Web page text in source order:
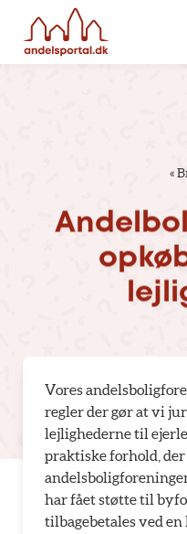
«
Vores
regler der gør at vi
lejlighederne til
praktiske forhold, der
har fået støtte til
tilbagebetales ved